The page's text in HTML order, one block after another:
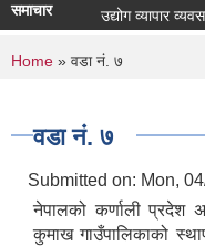
समाचार उद्योग व्यापार व्यवसाय
You are here
Home » वडा नं. ७
वडा नं. ७
Submitted on: Mon,
नेपालको कर्णाली प्रदेश
कुमाख गाउँपालिकाको